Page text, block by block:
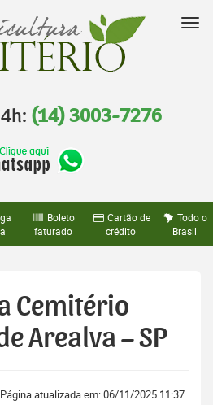
(14) 3003-7276
Boleto
faturado
Cartão de
crédito
Todo o
Brasil
Cemitério
Arealva – SP
Página atualizada em: 06/11/2025 11:37